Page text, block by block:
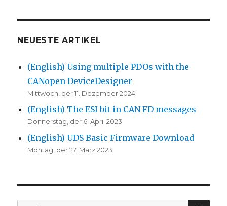
NEUESTE ARTIKEL
(English) Using multiple PDOs with the
CANopen DeviceDesigner
Mittwoch, der 11. Dezember 2024
(English) The ESI bit in CAN FD messages
Donnerstag, der 6. April 2023
(English) UDS Basic Firmware Download
Montag, der 27. März 2023